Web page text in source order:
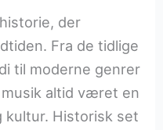
der
Fra de tidlige
til moderne genrer
altid været en
kultur. Historisk set